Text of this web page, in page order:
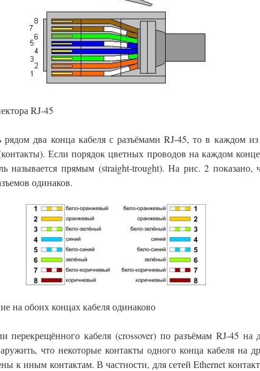
RJ-45
рядом два конца кабеля с разъёмами RJ-45, то в каждом
Если порядок цветных проводов на каждом
называется прямым (straight-trought). На рис. 2 показано,
одинаков.
на обоих концах кабеля одинаково
перекрещённого кабеля (crossover) по разъёмам RJ-45 на
что некоторые контакты одного конца кабеля на
к иным контактам. В частности, для сетей Ethernet